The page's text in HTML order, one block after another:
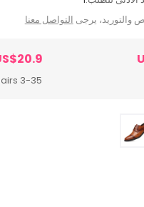
يرجى التواصل معنا
3-35 pairs